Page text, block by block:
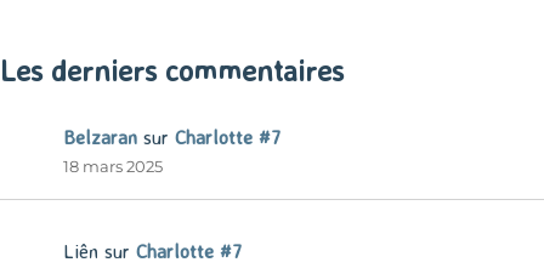
Les derniers commentaires
Belzaran sur Charlotte #7
18 mars 2025
Liên sur Charlotte #7